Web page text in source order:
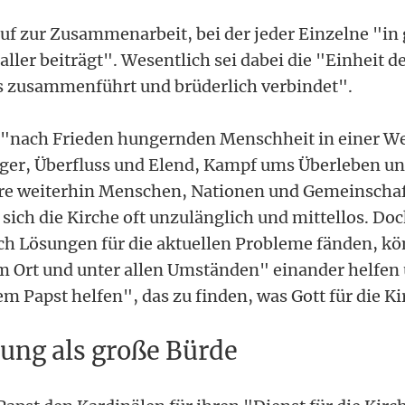
zur Zusammenarbeit, bei der jeder Einzelne "in
beiträgt". Wesentlich sei dabei die "Einheit
zusammenführt und brüderlich verbindet".
Frieden hungernden Menschheit in einer
Überfluss und Elend, Kampf ums Überleben
weiterhin Menschen, Nationen und
die Kirche oft unzulänglich und mittellos.
Lösungen für die aktuellen Probleme fänden,
Ort und unter allen Umständen" einander helfen
Papst helfen", das zu finden, was Gott für die
als große Bürde